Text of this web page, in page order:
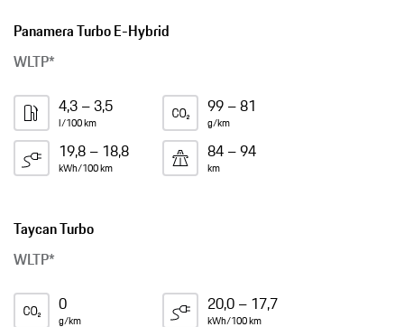
Panamera Turbo E-Hybrid
WLTP*
4,3 – 3,5
l/100 km
99 – 81
g/km
19,8 – 18,8
kWh/100 km
84 – 94
km
Taycan Turbo
WLTP*
0
g/km
20,0 – 17,7
kWh/100 km